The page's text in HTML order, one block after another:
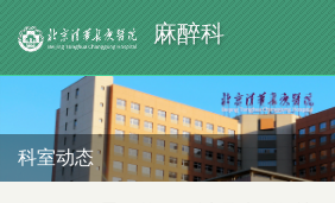
麻醉科
科室动态